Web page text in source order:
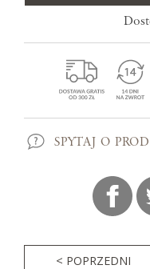
SPYTAJ O
< POPRZEDNI